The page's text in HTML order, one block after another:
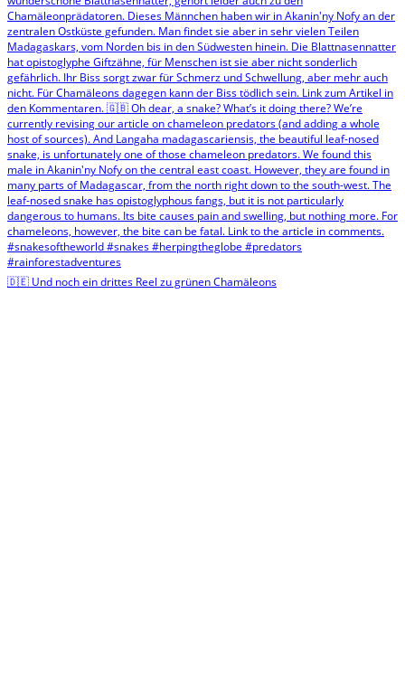
🇩🇪 Und noch ein drittes Reel zu grünen Chamäleons